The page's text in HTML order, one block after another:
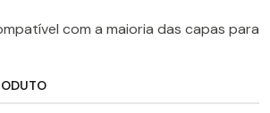
com a maioria das capas para